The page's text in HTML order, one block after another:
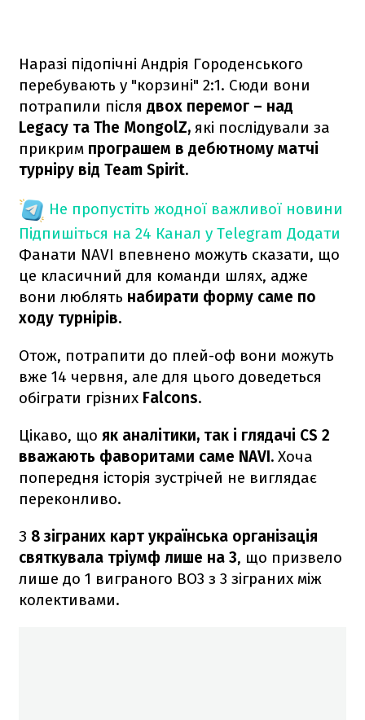
Наразі підопічні Андрія Городенського
перебувають у "корзині" 2:1. Сюди вони
потрапили після двох перемог – над
Legacy та The MongolZ, які послідували за
прикрим програшем в дебютному матчі
турніру від Team Spirit.
Не пропустіть жодної важливої новини
Підпишіться на 24 Канал у Telegram Додати
Фанати NAVI впевнено можуть сказати, що
це класичний для команди шлях, адже
вони люблять набирати форму саме по
ходу турнірів.
Отож, потрапити до плей-оф вони можуть
вже 14 червня, але для цього доведеться
обіграти грізних Falcons.
Цікаво, що як аналітики, так і глядачі CS 2
вважають фаворитами саме NAVI. Хоча
попередня історія зустрічей не виглядає
переконливо.
З 8 зіграних карт українська організація
святкувала тріумф лише на 3, що призвело
лише до 1 виграного BO3 з 3 зіграних між
колективами.